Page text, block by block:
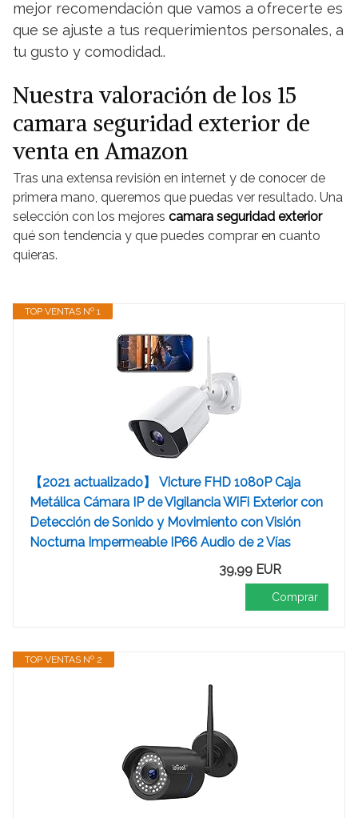
mejor recomendación que vamos a ofrecerte es
que se ajuste a tus requerimientos personales, a
tu gusto y comodidad..
Nuestra valoración de los 15
camara seguridad exterior de
venta en Amazon
Tras una extensa revisión en internet y de conocer de
primera mano, queremos que puedas ver resultado. Una
selección con los mejores camara seguridad exterior
qué son tendencia y que puedes comprar en cuanto
quieras.
TOP VENTAS Nº 1
【2021 actualizado】 Victure FHD 1080P Caja
Metálica Cámara IP de Vigilancia WiFi Exterior con
Detección de Sonido y Movimiento con Visión
Nocturna Impermeable IP66 Audio de 2 Vías
39,99 EUR
Comprar
TOP VENTAS Nº 2